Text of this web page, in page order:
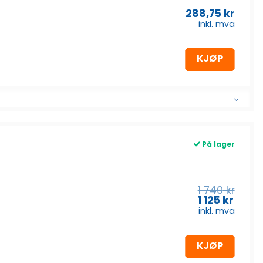
288,75 kr
inkl. mva
KJØP
På lager
1 740kr
var:
kr.
1 125 kr
Nåværende
1
125
kr.
inkl. mva
KJØP